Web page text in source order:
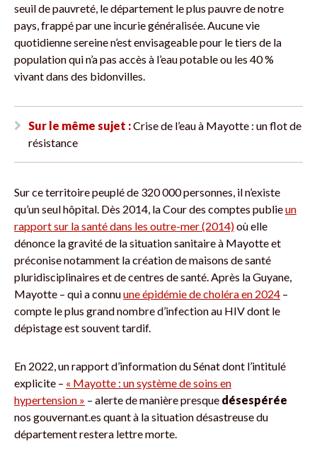
seuil de pauvreté, le département le plus pauvre de notre
pays, frappé par une incurie généralisée. Aucune vie
quotidienne sereine n’est envisageable pour le tiers de la
population qui n’a pas accès à l’eau potable ou les 40 %
vivant dans des bidonvilles.
Sur le même sujet :Crise de l’eau à Mayotte : un flot de
résistance
Sur ce territoire peuplé de 320 000 personnes, il n’existe
qu’un seul hôpital. Dès 2014, la Cour des comptes publieun
rapport sur la santé dans les outre-mer (2014)où elle
dénonce la gravité de la situation sanitaire à Mayotte et
préconise notamment la création de maisons de santé
pluridisciplinaires et de centres de santé. Après la Guyane,
Mayotte – qui a connuune épidémie de choléra en 2024 –
compte le plus grand nombre d’infection au HIV dont le
dépistage est souvent tardif.
En 2022, un rapport d’information du Sénat dont l’intitulé
explicite – « Mayotte : un système de soins en
hypertension » – alerte de manière presque désespérée
nos gouvernant.es quant à la situation désastreuse du
département restera lettre morte.